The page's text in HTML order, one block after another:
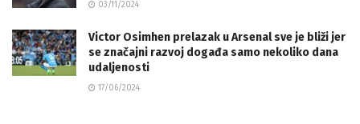
03/11/2024
Victor Osimhen prelazak u Arsenal sve je bliži jer
se značajni razvoj događa samo nekoliko dana
udaljenosti
17/06/2024